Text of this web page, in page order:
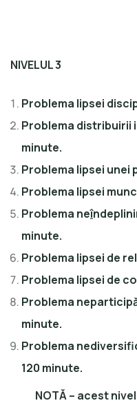
NIVELUL 3
Problema lipsei
Problema distribuirii
minute.
Problema lipsei unei
Problema lipsei
Problema neî
minute.
Problema lipsei de
Problema lipsei de
Problema
minute.
Problema
120 minute.
NOTĂ – acest nivel